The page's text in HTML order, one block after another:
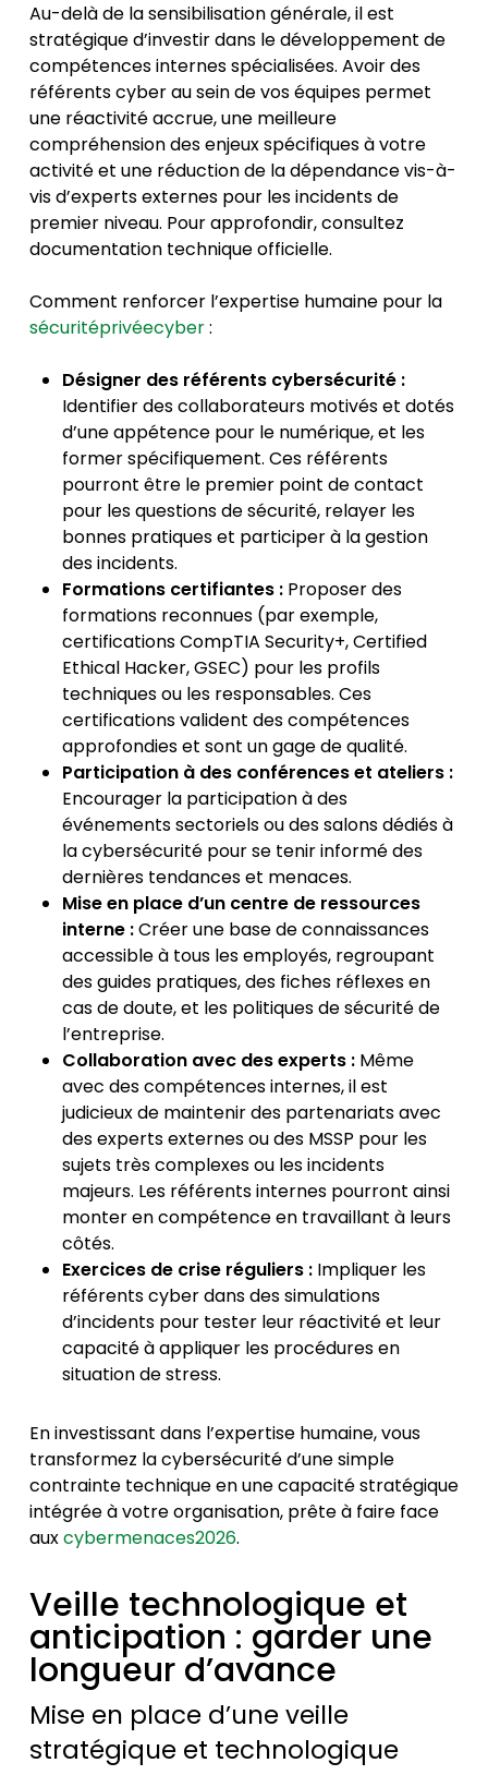
Au-delà de la sensibilisation générale, il est
stratégique d’investir dans le développement de
compétences internes spécialisées. Avoir des
référents cyber au sein de vos équipes permet
une réactivité accrue, une meilleure
compréhension des enjeux spécifiques à votre
activité et une réduction de la dépendance vis-à-
vis d’experts externes pour les incidents de
premier niveau. Pour approfondir, consultez
documentation technique officielle.
Comment renforcer l’expertise humaine pour la
sécuritéprivéecyber:
Désigner des référents cybersécurité :
Identifier des collaborateurs motivés et dotés
d’une appétence pour le numérique, et les
former spécifiquement. Ces référents
pourront être le premier point de contact
pour les questions de sécurité, relayer les
bonnes pratiques et participer à la gestion
des incidents.
Formations certifiantes :Proposer des
formations reconnues (par exemple,
certifications CompTIA Security+, Certified
Ethical Hacker, GSEC) pour les profils
techniques ou les responsables. Ces
certifications valident des compétences
approfondies et sont un gage de qualité.
Participation à des conférences et ateliers :
Encourager la participation à des
événements sectoriels ou des salons dédiés à
la cybersécurité pour se tenir informé des
dernières tendances et menaces.
Mise en place d’un centre de ressources
interne :Créer une base de connaissances
accessible à tous les employés, regroupant
des guides pratiques, des fiches réflexes en
cas de doute, et les politiques de sécurité de
l’entreprise.
Collaboration avec des experts :Même
avec des compétences internes, il est
judicieux de maintenir des partenariats avec
des experts externes ou des MSSP pour les
sujets très complexes ou les incidents
majeurs. Les référents internes pourront ainsi
monter en compétence en travaillant à leurs
côtés.
Exercices de crise réguliers :Impliquer les
référents cyber dans des simulations
d’incidents pour tester leur réactivité et leur
capacité à appliquer les procédures en
situation de stress.
En investissant dans l’expertise humaine, vous
transformez la cybersécurité d’une simple
contrainte technique en une capacité stratégique
intégrée à votre organisation, prête à faire face
auxcybermenaces2026.
Veille technologique et
anticipation : garder une
longueur d’avance
Mise en place d’une veille
stratégique et technologique